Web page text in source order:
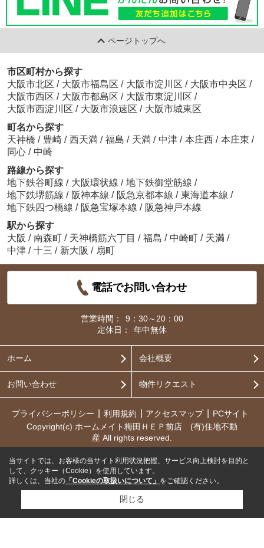
ページトップへ
市区町村から探す
大阪市北区 / 大阪市福島区 / 大阪市淀川区 / 大阪市中央区 /
大阪市西区 / 大阪市都島区 / 大阪市東淀川区 /
大阪市西淀川区 / 大阪市浪速区 / 大阪市城東区
町名から探す
天神橋 / 豊崎 / 西天満 / 福島 / 天満 / 中津 / 本庄西 / 本庄東 /
同心 / 中崎
路線から探す
地下鉄谷町線 / 大阪環状線 / 地下鉄御堂筋線 /
地下鉄堺筋線 / 阪神本線 / 阪急京都本線 / 東海道本線 /
地下鉄四つ橋線 / 阪急宝塚本線 / 阪急神戸本線
駅から探す
大阪 / 南森町 / 天神橋筋六丁目 / 福島 / 中崎町 / 天満 /
中津 / 十三 / 新大阪 / 扇町
電話でお問い合わせ
営業時間：
9：30～20：00
定休日：
年中無休
ホーム 会社概要
お問い合わせ 物件リクエスト
プライバシーポリシー 利用規約 アクセスマップ
PCサイト
Copyright(c) ホームメイト梅田ＨＥＰ前店 (有)住地不動
産 All rights reserved.
当サイトでは、お客様の当サイト利用状況把握、サービス向上検討を目的と
して、クッキー（Cookie）を使用しています。
詳しくは、当社の 「Cookieの取扱いについて」 をご確認ください。
閉じる